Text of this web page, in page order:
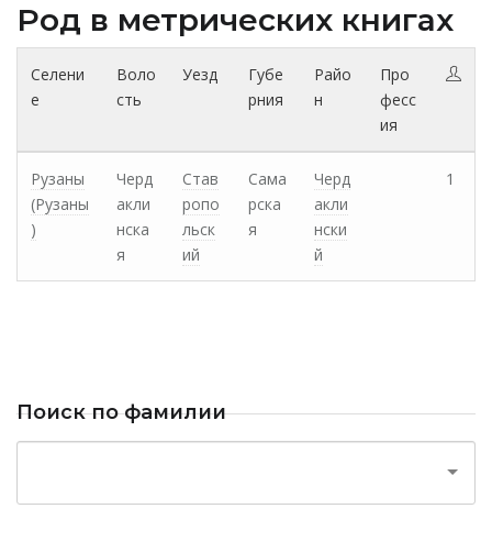
Род в метрических книгах
Селени
е
Воло
сть
Уезд
Губе
рния
Райо
н
Про
фесс
ия
Рузаны
(Рузаны
)
Черд
акли
нска
я
Став
ропо
льск
ий
Сама
рска
я
Черд
акли
нски
й
1
Поиск по фамилии